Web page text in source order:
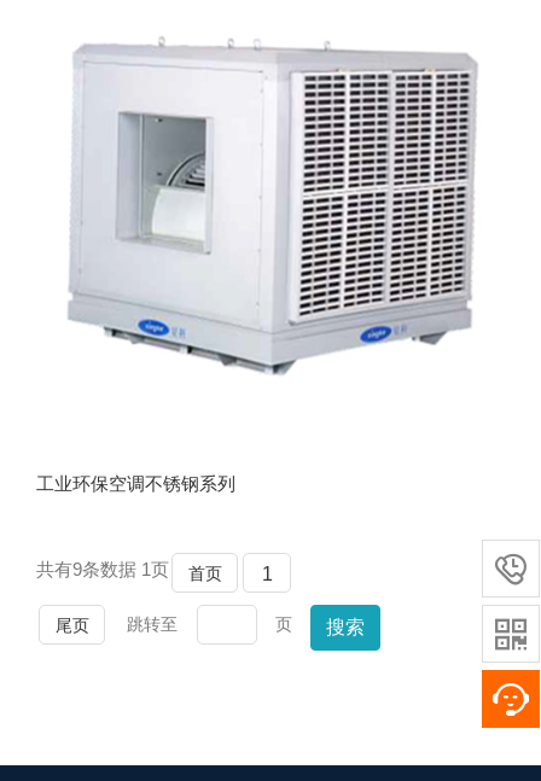
工业环保空调不锈钢系列
共有9条数据 1页 首页 1
尾页 跳转至 页 搜索

